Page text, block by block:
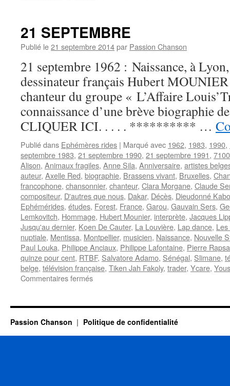
21 SEPTEMBRE
Publié le21 septembre 2014par Passion Chanson
21 septembre 1962 : Naissance, à
dessinateur français Hubert
chanteur du groupe « L’Affaire
connaissance d’une brève biographie
CLIQUER ICI. . . . . ********** …
Publié dans Ephémères rides | Marqué avec 1962, 1983, 1990,
septembre 1983, 21 septembre 1990, 21 septembre 1991, 7100
Alison, Animaux fragiles, Anne Sila, Anniversaire, artistes
auteur, Axelle Red, biographie, Brassens vivant, Bruxelles,
francophone, chansonnier, chanteur, Clara Morgane, Claude
compositeur, D'autres que nous, Dakar, Décès, Dieudonné
Ephémérides, études, Forest, France, Garou, Gauvain Sers,
Lemkovitch, Hommage, Hubert Mounier, interprète, Jacques
Jusqu'au dernier, Koen De Cauter, La Louvière, Lap dance,
nuptiale, Mentissa, Montpellier, musicien, Naissance, Nouvelle
Paul Louka, Philippe Anciaux, Philippe Lafontaine, Pierre
quinze pour cent, RTBF, Salvatore Adamo, Sénégal, Slimane,
belge, télévision française, Tiken Jah Fakoly, trader, Ycare,
Commentaires ferméssur
Passion Chanson Politique de confidentialité